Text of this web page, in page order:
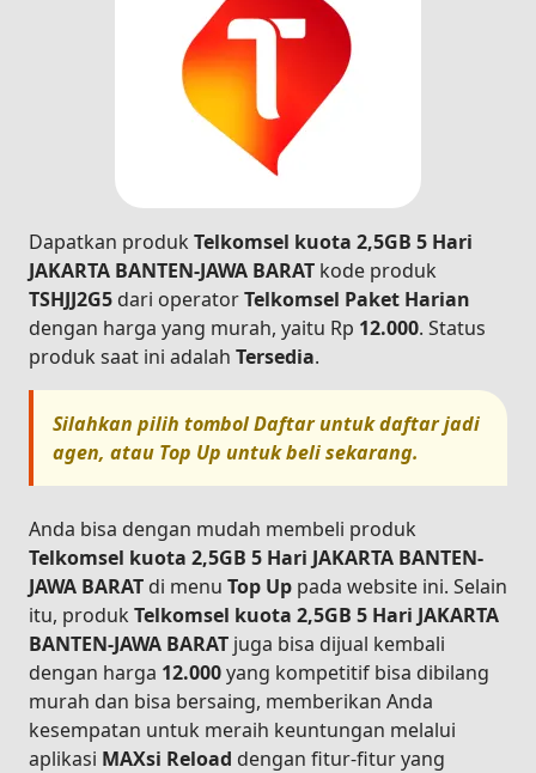
Dapatkan produk Telkomsel kuota 2,5GB 5 Hari
JAKARTA BANTEN-JAWA BARAT kode produk
TSHJJ2G5 dari operatorTelkomsel Paket Harian
dengan harga yang murah, yaitu Rp 12.000. Status
produk saat ini adalah Tersedia.
Silahkan pilih tombolDaftaruntuk daftar jadi
agen, atau Top Up untuk beli sekarang.
Anda bisa dengan mudah membeli produk
Telkomsel kuota 2,5GB 5 Hari JAKARTA BANTEN-
JAWA BARAT di menu Top Up pada website ini. Selain
itu, produk Telkomsel kuota 2,5GB 5 Hari JAKARTA
BANTEN-JAWA BARAT juga bisa dijual kembali
dengan harga 12.000yang kompetitif bisa dibilang
murah dan bisa bersaing, memberikan Anda
kesempatan untuk meraih keuntungan melalui
aplikasi MAXsi Reload dengan fitur-fitur yang